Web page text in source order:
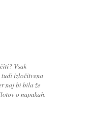
Vsak
izločitvena
naj bi bila že
o napakah.